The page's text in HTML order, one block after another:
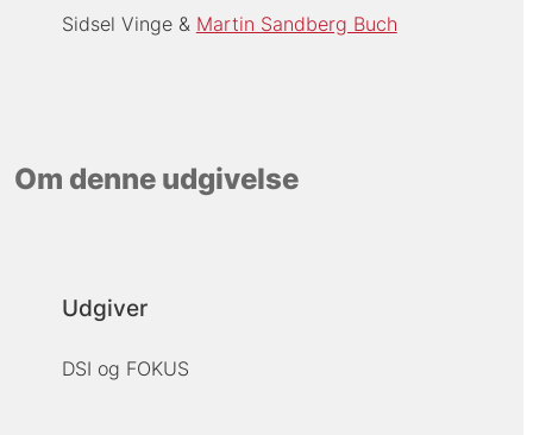
Sidsel Vinge Martin Sandberg Buch
Om denne udgivelse
Udgiver
DSI og FOKUS